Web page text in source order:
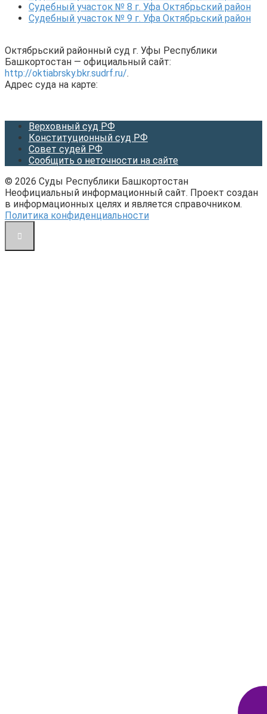
Судебный участок № 8 г. Уфа Октябрьский район
Судебный участок № 9 г. Уфа Октябрьский район
Октябрьский районный суд г. Уфы Республики
Башкортостан — официальный сайт:
http://oktiabrsky.bkr.sudrf.ru/.
Адрес суда на карте:
Верховный суд РФ
Конституционный суд РФ
Совет судей РФ
Сообщить о неточности на сайте
© 2026 Суды Республики Башкортостан
Неофициальный информационный сайт. Проект создан
в информационных целях и является справочником.
Политика конфиденциальности